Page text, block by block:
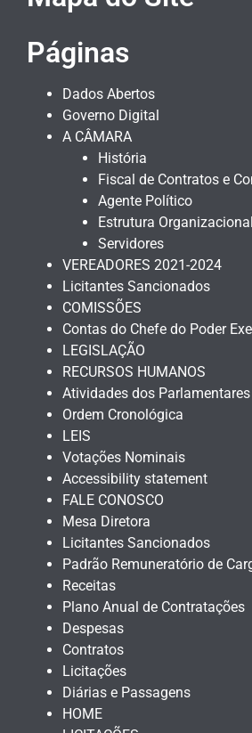
Páginas
Dados Abertos
Governo Digital
A CÂMARA
História
Fiscal de Contratos e
Agente Político
Estrutura Organizacional
Servidores
VEREADORES 2021-2024
Licitantes Sancionados
COMISSÕES
Contas do Chefe do Poder
LEGISLAÇÃO
RECURSOS HUMANOS
Atividades dos Parlamentares
Ordem Cronológica
LEIS
Votações Nominais
Accessibility statement
FALE CONOSCO
Mesa Diretora
Licitantes Sancionados
Padrão Remuneratório de
Receitas
Plano Anual de Contratações
Despesas
Contratos
Licitações
Diárias e Passagens
HOME